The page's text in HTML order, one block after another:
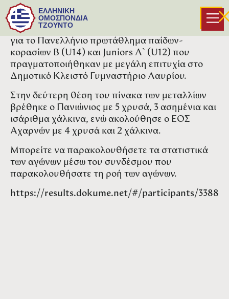
ΕΛΛΗΝΙΚΗ
ΟΜΟΣΠΟΝΔΙΑ
ΤΖΟΥΝΤΟ
Ο Shiai Κηφισιάς με 6 χρυσά, 7 ασημένια και 9
χάλκινα, βρέθηκε στην κορυφή του πίνακα των
μεταλλίων, στα προκριματικά Νοτίου Ελλάδος
για το Πανελλήνιο πρωτάθλημα παίδων-
κορασίων Β (U14) και Juniors A` (U12) που
πραγματοποιήθηκαν με μεγάλη επιτυχία στο
Δημοτικό Κλειστό Γυμναστήριο Λαυρίου.
Στην δεύτερη θέση του πίνακα των μεταλλίων
βρέθηκε ο Πανιώνιος με 5 χρυσά, 3 ασημένια και
ισάριθμα χάλκινα, ενώ ακολούθησε ο ΕΟΣ
Αχαρνών με 4 χρυσά και 2 χάλκινα.
Μπορείτε να παρακολουθήσετε τα στατιστικά
των αγώνων μέσω του συνδέσμου που
παρακολουθήσατε τη ροή των αγώνων.
https://results.dokume.net/#/participants/3388